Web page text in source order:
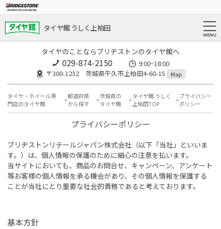
タイヤ館 うしく上柏田
タイヤのことならブリヂストンのタイヤ館へ
029-874-2150
9:00~18:00
〒300-1232 茨城県牛久市上柏田4-60-15
Map
タイヤ・ホイール専
門店のタイヤ館
都道府県
から探す
茨城県の
タイヤ館
タイヤ館 うしく
上柏田TOP
プライバシー
ポリシー
プライバシーポリシー
ブリヂストンリテールジャパン株式会社（以下「当社」といいま
す。）は、個人情報の保護のために細心の注意を払います。
当サイトにおいても、商品のお問合せ、キャンペーン、アンケート
等お客様の個人情報を承る機会があり、その個人情報を保護する
ことが当社にとり重要な社会的責務であると考えております。
基本方針